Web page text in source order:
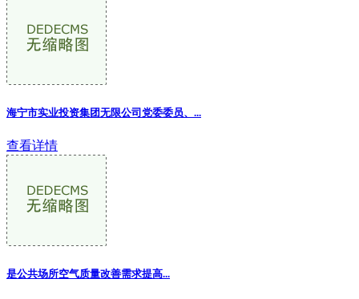
海宁市实业投资集团无限公司党委委员、 ...
查看详情
是公共场所空气质量改善需求提高...